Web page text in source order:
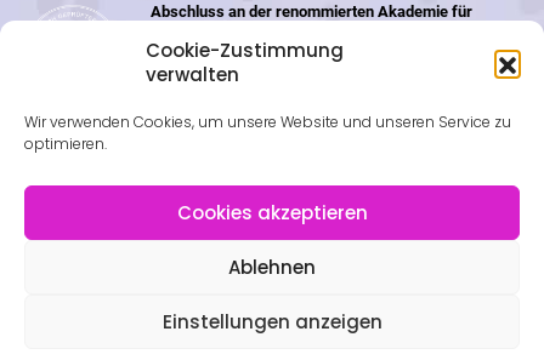
Cookie-Zustimmung
verwalten
Wir verwenden Cookies, um unsere Website und unseren Service zu
optimieren.
Cookies akzeptieren
Ablehnen
Einstellungen anzeigen
Abschluss an der renommierten Akademie für
© Futterplan.net - Ernährungsberatung für Hunde & Katzen | Nadine